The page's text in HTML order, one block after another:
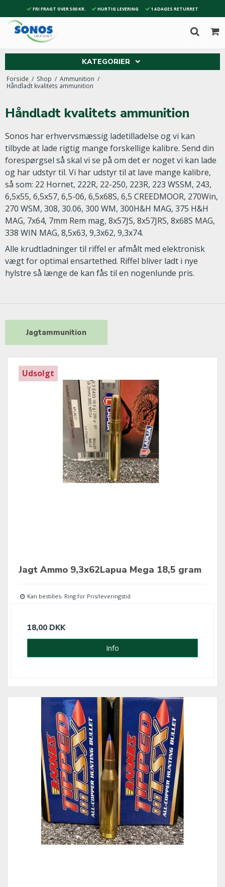
FRI FRAGT OVER 500 KR. HURTIG LEVERING 14 DAGES RETURRET
KATEGORIER
Forside / Shop / Ammunition /
Håndladt kvalitets ammunition
Håndladt kvalitets ammunition
Sonos har erhvervsmæssig ladetilladelse og vi kan
tilbyde at lade rigtig mange forskellige kalibre. Send din
forespørgsel så skal vi se på om det er noget vi kan lade
og har udstyr til. Vi har udstyr til at lave mange kalibre,
så som: 22 Hornet, 222R, 22-250, 223R, 223 WSSM, 243,
6,5x55, 6,5x57, 6,5-06, 6,5x68S, 6,5 CREEDMOOR, 270Win,
270 WSM, 308, 30.06, 300 WM, 300H&H MAG, 375 H&H
MAG, 7x64, 7mm Rem mag, 8x57JS, 8x57JRS, 8x68S MAG,
338 WIN MAG, 8,5x63, 9,3x62, 9,3x74.
Alle krudtladninger til riffel er afmålt med elektronisk
vægt for optimal ensartethed. Riffel bliver ladt i nye
hylstre så længe de kan fås til en nogenlunde pris.
Jagtammunition
Udsolgt
Jagt Ammo 9,3x62Lapua Mega 18,5 gram
Kan bestilles- Ring for Pris/leveringstid
18,00 DKK
Info